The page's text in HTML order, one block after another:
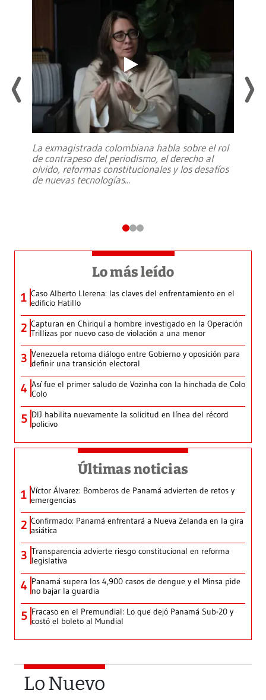
La exmagistrada colombiana habla sobre el rol
de contrapeso del periodismo, el derecho al
olvido, reformas constitucionales y los desafíos
de nuevas tecnologías...
Lo más leído
1 Caso Alberto Llerena: las claves del enfrentamiento en el
edificio Hatillo
2 Capturan en Chiriquí a hombre investigado en la Operación
Trillizas por nuevo caso de violación a una menor
3 Venezuela retoma diálogo entre Gobierno y oposición para
definir una transición electoral
4 Así fue el primer saludo de Vozinha con la hinchada de Colo
Colo
5 DIJ habilita nuevamente la solicitud en línea del récord
policivo
Últimas noticias
1 Víctor Álvarez: Bomberos de Panamá advierten de retos y
emergencias
2 Confirmado: Panamá enfrentará a Nueva Zelanda en la gira
asiática
3 Transparencia advierte riesgo constitucional en reforma
legislativa
4 Panamá supera los 4,900 casos de dengue y el Minsa pide
no bajar la guardia
5 Fracaso en el Premundial: Lo que dejó Panamá Sub-20 y
costó el boleto al Mundial
Lo Nuevo